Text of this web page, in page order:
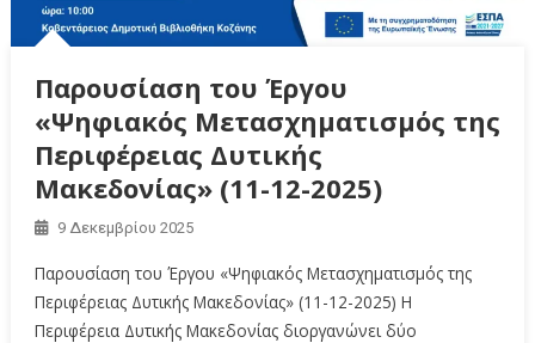
Παρουσίαση του Έργου
«Ψηφιακός Μετασχηματισμός της
Περιφέρειας Δυτικής
Μακεδονίας» (11-12-2025)
9 Δεκεμβρίου 2025
Παρουσίαση του Έργου «Ψηφιακός Μετασχηματισμός της
Περιφέρειας Δυτικής Μακεδονίας» (11-12-2025) Η
Περιφέρεια Δυτικής Μακεδονίας διοργανώνει δύο